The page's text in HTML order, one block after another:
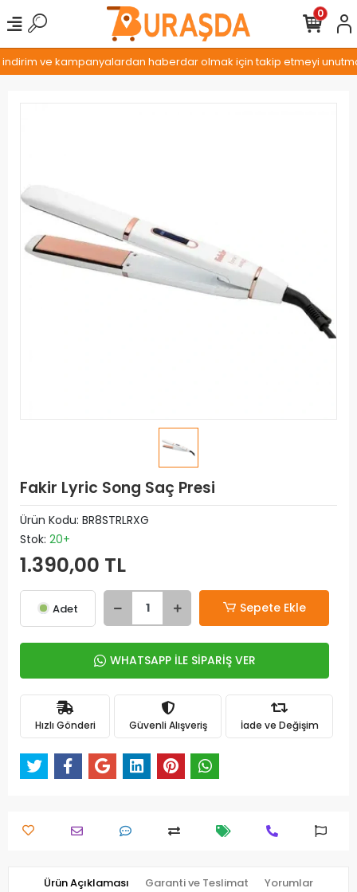
ve kampanyalardan haberdar olmak için takip etmeyi
0
Fakir Lyric Song Saç Presi
Ürün Kodu: BR8STRLRXG
Stok: 20+
1.390,00 TL
Adet Sepete Ekle
WHATSAPP İLE SİPARİŞ VER
Hızlı Gönderi Güvenli Alışveriş İade ve Değişim
Ürün Açıklaması Garanti ve Teslimat Yorumlar